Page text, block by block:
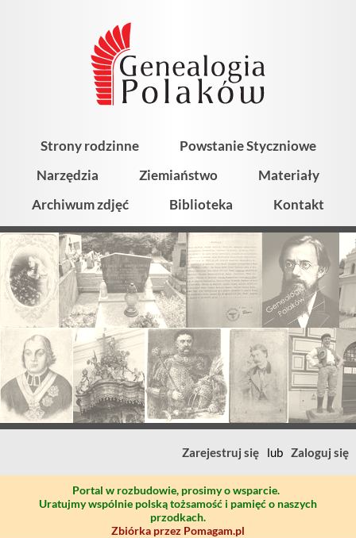
Strony rodzinne
Powstanie Styczniowe
Narzędzia
Ziemiaństwo
Materiały
Archiwum zdjęć
Biblioteka Kontakt
Zarejestruj się lub Zaloguj się
Portal w rozbudowie, prosimy o wsparcie.
Uratujmy wspólnie polską tożsamość i pamięć o naszych
przodkach.
Zbiórka przez Pomagam.pl